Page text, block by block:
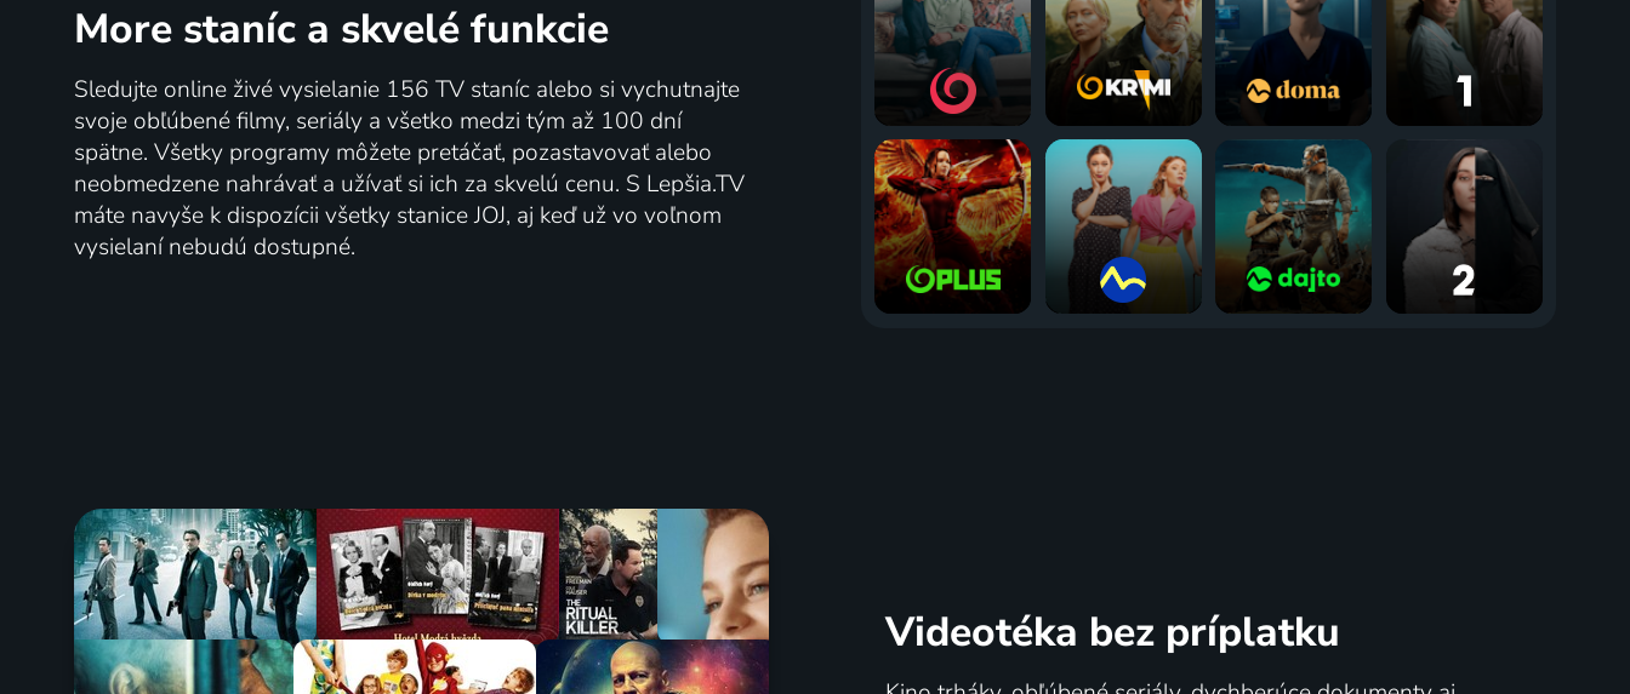
More staníc a skvelé funkcie
Sledujte online živé vysielanie 156 TV staníc alebo si vychutnajte
svoje obľúbené filmy, seriály a všetko medzi tým až 100 dní
spätne. Všetky programy môžete pretáčať, pozastavovať alebo
neobmedzene nahrávať a užívať si ich za skvelú cenu. S Lepšia.TV
máte navyše k dispozícii všetky stanice JOJ, aj keď už vo voľnom
vysielaní nebudú dostupné.
Videotéka bez príplatku